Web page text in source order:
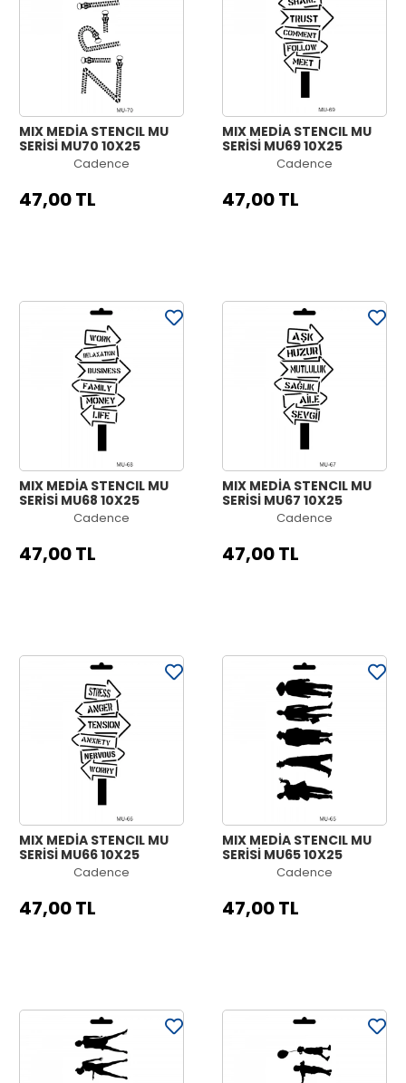
MIX MEDİA STENCIL MU
SERİSİ MU70 10X25
Cadence
47,00 TL
MIX MEDİA STENCIL MU
SERİSİ MU69 10X25
Cadence
47,00 TL
MIX MEDİA STENCIL MU
SERİSİ MU68 10X25
Cadence
47,00 TL
MIX MEDİA STENCIL MU
SERİSİ MU67 10X25
Cadence
47,00 TL
MIX MEDİA STENCIL MU
SERİSİ MU66 10X25
Cadence
47,00 TL
MIX MEDİA STENCIL MU
SERİSİ MU65 10X25
Cadence
47,00 TL